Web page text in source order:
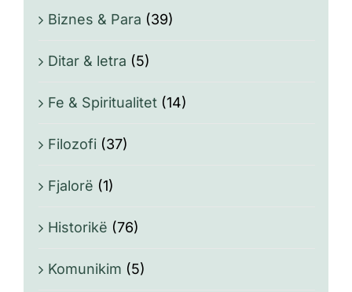
Biznes & Para (39)
Ditar & letra (5)
Fe & Spiritualitet (14)
Filozofi (37)
Fjalorë (1)
Historikë (76)
Komunikim (5)